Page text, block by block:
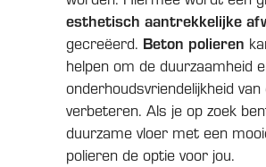
esthetisch aantrekkelijke
gecreëerd. Beton polieren
helpen om de duurzaamheid
onderhoudsvriendelijkheid
verbeteren. Als je op zoek
duurzame vloer met een
polieren de optie voor jou.